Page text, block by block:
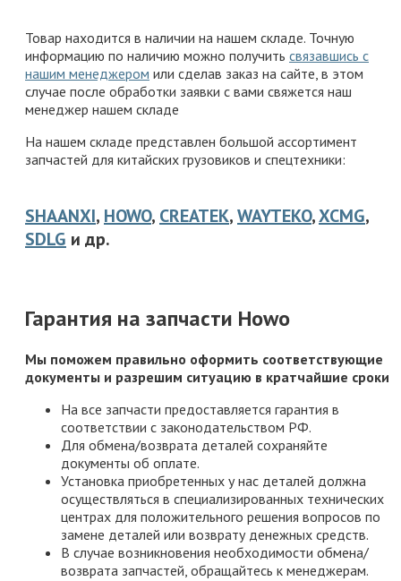
Товар находится в наличии на нашем складе. Точную
информацию по наличию можно получить связавшись с
нашим менеджером или сделав заказ на сайте, в этом
случае после обработки заявки с вами свяжется наш
менеджер нашем складе
На нашем складе представлен большой ассортимент
запчастей для китайских грузовиков и спецтехники:
SHAANXI, HOWO, CREATEK,WAYTEKO,XCMG,
SDLG и др.
Гарантия на запчасти Howo
Мы поможем правильно оформить соответствующие
документы и разрешим ситуацию в кратчайшие сроки
На все запчасти предоставляется гарантия в
соответствии с законодательством РФ.
Для обмена/возврата деталей сохраняйте
документы об оплате.
Установка приобретенных у нас деталей должна
осуществляться в специализированных технических
центрах для положительного решения вопросов по
замене деталей или возврату денежных средств.
В случае возникновения необходимости обмена/
возврата запчастей, обращайтесь к менеджерам.